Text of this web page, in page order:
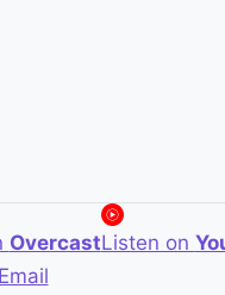
OvercastListen on
Email